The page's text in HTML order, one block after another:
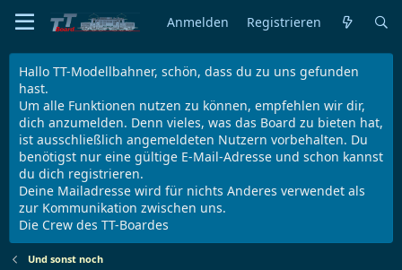
Anmelden Registrieren
Hallo TT-Modellbahner, schön, dass du zu uns gefunden
hast.
Um alle Funktionen nutzen zu können, empfehlen wir dir,
dich anzumelden. Denn vieles, was das Board zu bieten hat,
ist ausschließlich angemeldeten Nutzern vorbehalten. Du
benötigst nur eine gültige E-Mail-Adresse und schon kannst
du dich registrieren.
Deine Mailadresse wird für nichts Anderes verwendet als
zur Kommunikation zwischen uns.
Die Crew des TT-Boardes
Und sonst noch